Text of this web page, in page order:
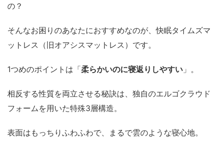
の？
そんなお困りのあなたにおすすめなのが、快眠タイムズマ
ットレス（旧オアシスマットレス）です。
1つめのポイントは「柔らかいのに寝返りしやすい 」。
相反する性質を両立させる秘訣は、独自のエルゴクラウド
フォームを用いた特殊3層構造。
表面はもっちりふわふわで、まるで雲のような寝心地。